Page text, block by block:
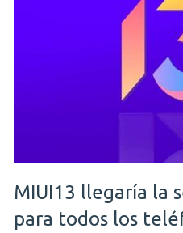
MIUI13 llegaría la
para todos los